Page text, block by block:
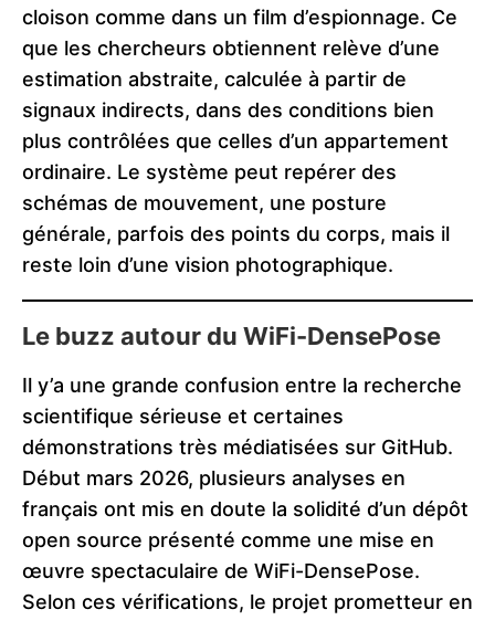
cloison comme dans un film d’espionnage. Ce
que les chercheurs obtiennent relève d’une
estimation abstraite, calculée à partir de
signaux indirects, dans des conditions bien
plus contrôlées que celles d’un appartement
ordinaire. Le système peut repérer des
schémas de mouvement, une posture
générale, parfois des points du corps, mais il
reste loin d’une vision photographique.
Le buzz autour du WiFi-DensePose
Il y’a une grande confusion entre la recherche
scientifique sérieuse et certaines
démonstrations très médiatisées sur GitHub.
Début mars 2026, plusieurs analyses en
français ont mis en doute la solidité d’un dépôt
open source présenté comme une mise en
œuvre spectaculaire de WiFi-DensePose.
Selon ces vérifications, le projet prometteur en